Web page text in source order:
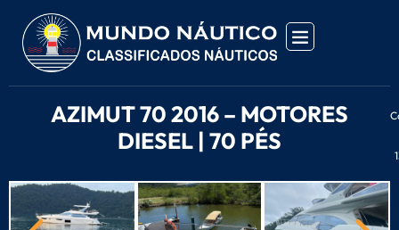
AZIMUT 70 2016 – MOTORES
DIESEL | 70 PÉS